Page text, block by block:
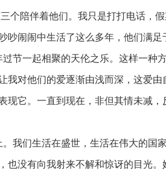
陪伴着他们。我只是打打电话，假
吵闹闹中生活了这么多年，他们满
节一起相聚的天伦之乐。这样一种
我对他们的爱逐渐由浅而深，这爱
现它。一直到现在，非但其情未减
我们生活在盛世，生活在伟大的国
没有向我射来不解和惊讶的目光。